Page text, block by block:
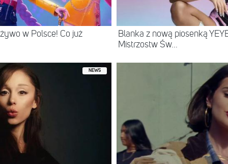
w Polsce! Co już
Blanka z nową piosenką
Mistrzostw Św...
NEWS